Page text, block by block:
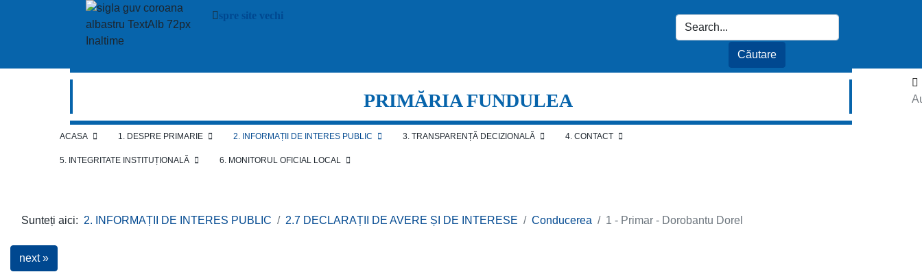
spre site vechi
PRIMĂRIA FUNDULEA
ACASA 1. DESPRE PRIMARIE 2. INFORMAȚII DE INTERES PUBLIC 3. TRANSPARENȚĂ DECIZIONALĂ 4. CONTACT
5. INTEGRITATE INSTITUȚIONALĂ 6. MONITORUL OFICIAL LOCAL
Sunteți aici: 2. INFORMAȚII DE INTERES PUBLIC 2.7 DECLARAȚII DE AVERE ȘI DE INTERESE Conducerea 1 - Primar - Dorobantu Dorel
next »